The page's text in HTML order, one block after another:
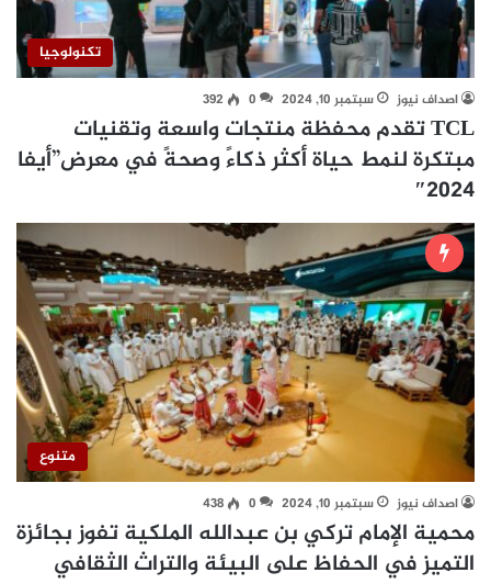
تكنولوجيا
اصداف نيوز سبتمبر 10, 2024 0
392
TCL تقدم محفظة منتجات واسعة وتقنيات
مبتكرة لنمط حياة أكثر ذكاءً وصحةً في معرض”أيفا
2024″
متنوع
اصداف نيوز سبتمبر 10, 2024 0
438
محمية الإمام تركي بن عبدالله الملكية تفوز بجائزة
التميز في الحفاظ على البيئة والتراث الثقافي